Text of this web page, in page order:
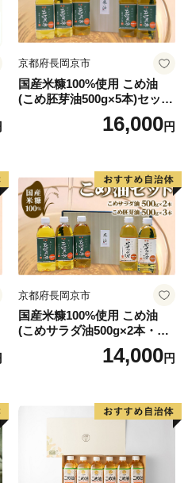
京都府長岡京市
国産米糠100%使用 こめ油
(こめ胚芽油500g×5本)セット
16,000円
京都府長岡京市
国産米糠100%使用 こめ油
(こめサラダ油500g×2本・こ
め胚芽油500g×3本)セット [1
14,000円